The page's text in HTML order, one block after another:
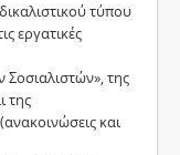
τύπου
εργατικές
της
της
και